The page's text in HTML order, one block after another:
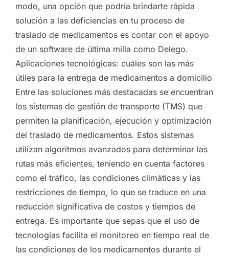
modo, una opción que podría brindarte rápida
solución a las deficiencias en tu proceso de
traslado de medicamentos es contar con el apoyo
de un software de última milla como Delego.
Aplicaciones tecnológicas: cuáles son las más
útiles para la entrega de medicamentos a domicilio
Entre las soluciones más destacadas se encuentran
los sistemas de gestión de transporte (TMS) que
permiten la planificación, ejecución y optimización
del traslado de medicamentos. Estos sistemas
utilizan algoritmos avanzados para determinar las
rutas más eficientes, teniendo en cuenta factores
como el tráfico, las condiciones climáticas y las
restricciones de tiempo, lo que se traduce en una
reducción significativa de costos y tiempos de
entrega. Es importante que sepas que el uso de
tecnologías facilita el monitoreo en tiempo real de
las condiciones de los medicamentos durante el